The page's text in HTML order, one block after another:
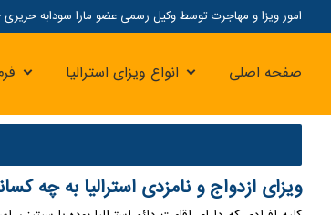
امور ویزا و مهاجرت توسط وکیل رسمی عضو مارا سودابه حریری -
صفحه اصلی انواع ویزای استرالیا
ویزای ازدواج و نامزدی استرالیا به چه